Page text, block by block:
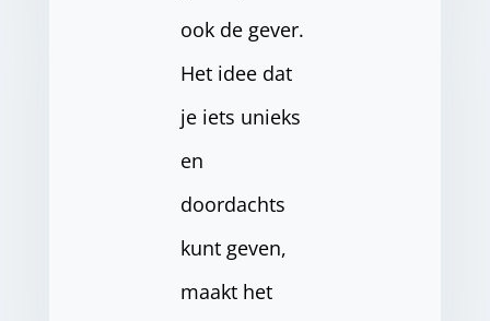
ook de gever.
Het idee dat
je iets unieks
en
doordachts
kunt geven,
maakt het